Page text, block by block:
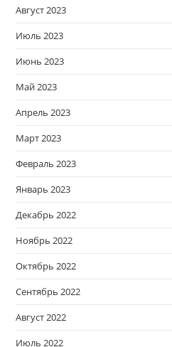
Август 2023
Июль 2023
Июнь 2023
Май 2023
Апрель 2023
Март 2023
Февраль 2023
Январь 2023
Декабрь 2022
Ноябрь 2022
Октябрь 2022
Сентябрь 2022
Август 2022
Июль 2022